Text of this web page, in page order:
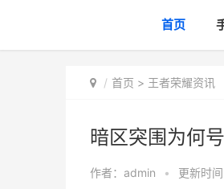
首页
首页 > 王者荣耀资讯
暗区突围为何号
作者： admin • 更新时